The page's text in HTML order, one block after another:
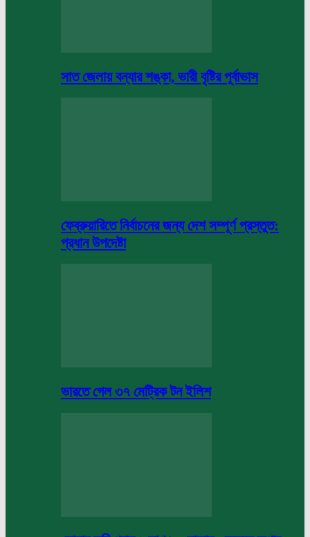
সাত জেলায় বন্যার শঙ্কা, ভারী বৃষ্টির পূর্বাভাস
ফেব্রুয়ারিতে নির্বাচনের জন্য দেশ সম্পূর্ণ প্রস্তুত:
প্রধান উপদেষ্টা
ভারতে গেল ৩৭ মেট্রিক টন ইলিশ